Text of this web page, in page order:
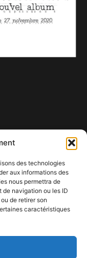
des technologies
aux informations des
nous permettra de
de navigation ou les ID
de retirer son
caractéristiques